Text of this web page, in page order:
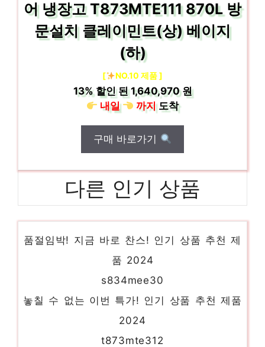
어 냉장고 T873MTE111 870L 방
문설치 클레이민트(상) 베이지
(하)
[ NO.10 제품 ]
13%할인 된1,640,970 원
내일
까지도착
구매 바로가기
다른 인기 상품